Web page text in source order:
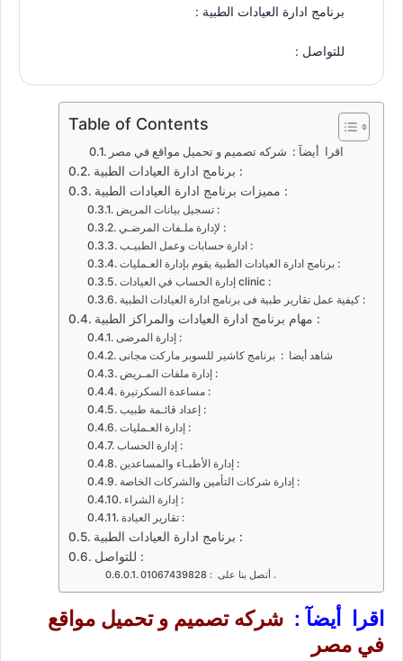
برنامج ادارة العيادات الطبية :
للتواصل :
Table of Contents
اقرا أيضآ : شركه تصميم و تحميل مواقع في مصر
برنامج ادارة العيادات الطبية :
مميزات برنامج ادارة العيادات الطبية :
تسجيل بيانات المريض :
لإدارة ملـفات المرضـي :
ادارة حسابات وعمل الطبيـب :
برنامج ادارة العيادات الطبية يقوم بإدارة العـمليات :
إدارة الحساب في العيادات clinic :
كيفية عمل تقارير طبية فى برنامج ادارة العيادات الطبية :
مهام برنامج ادارة العيادات والمراكز الطبية :
إدارة المرضى :
شاهد أيضا : برنامج كاشير للسوبر ماركت مجانى
إدارة ملفات المـريض :
مساعدة السكرتيرة :
إعداد قائـمة طبيب :
إدارة العـمليات :
إدارة الحساب :
إدارة الأطبـاء والمساعدين :
إدارة شركات التأمين والشركات الخاصة :
إدارة الشراء :
تقارير العيادة :
برنامج ادارة العيادات الطبية :
للتواصل :
أتصل بنا على : 01067439828 .
اقرا أيضآ : شركه تصميم و تحميل مواقع
في مصر